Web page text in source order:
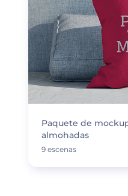
Paquete de
almohadas
9 escenas